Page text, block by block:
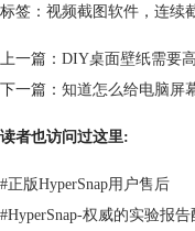
标签： 视频截图软件 ， 连续
上一篇： DIY桌面壁纸需要
下一篇： 知道怎么给电脑屏
读者也访问过这里:
#正版HyperSnap用户售后
#HyperSnap-权威的实验报